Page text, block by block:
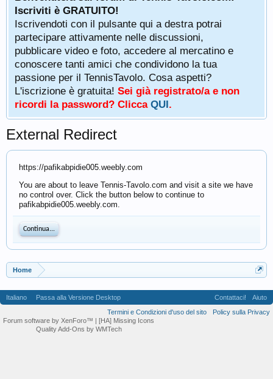
Iscriviti è GRATUITO!
Iscrivendoti con il pulsante qui a destra potrai
partecipare attivamente nelle discussioni,
pubblicare video e foto, accedere al mercatino e
conoscere tanti amici che condividono la tua
passione per il TennisTavolo. Cosa aspetti?
L'iscrizione è gratuita! Sei già registrato/a e non
ricordi la password? Clicca QUI.
External Redirect
https://pafikabpidie005.weebly.com
You are about to leave Tennis-Tavolo.com and visit a site we have
no control over. Click the button below to continue to
pafikabpidie005.weebly.com.
Continua...
Home
Italiano Passa alla Versione Desktop Contattaci!
Aiuto
Termini e Condizioni d'uso del sito
Policy sulla Privacy
Forum software by XenForo™ | [HA] Missing Icons
Quality Add-Ons by WMTech